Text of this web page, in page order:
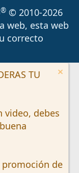
® © 2010-2026
web, esta web
correcto
TU
video, debes
de